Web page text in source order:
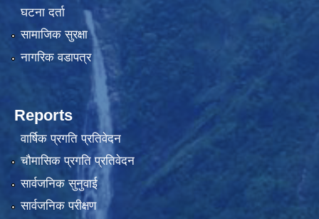
घटना दर्ता
सामाजिक सुरक्षा
नागरिक वडापत्र
Reports
वार्षिक प्रगति प्रतिवेदन
चौमासिक प्रगति प्रतिवेदन
सार्वजनिक सुनुवाई
सार्वजनिक परीक्षण